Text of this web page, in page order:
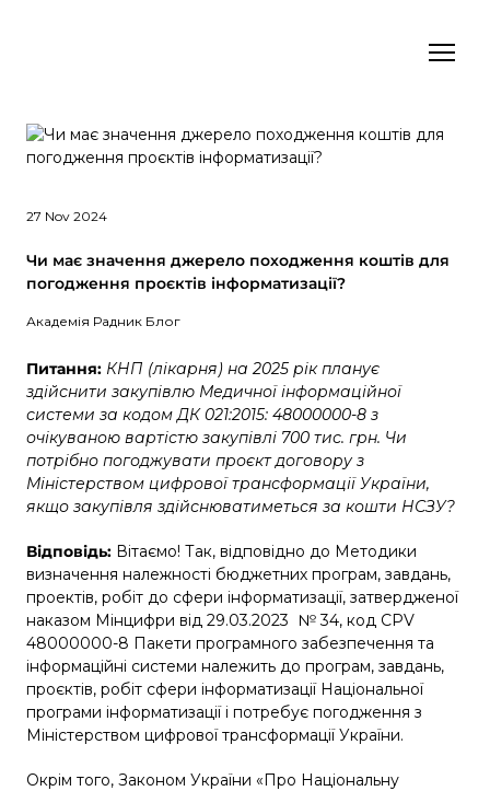
27 Nov 2024
Чи має значення джерело походження коштів для
погодження проєктів інформатизації?
Академія Радник Блог
Питання: КНП (лікарня) на 2025 рік планує
здійснити закупівлю Медичної інформаційної
системи за кодом ДК 021:2015: 48000000-8 з
очікуваною вартістю закупівлі 700 тис. грн. Чи
потрібно погоджувати проєкт договору з
Міністерством цифрової трансформації України,
якщо закупівля здійснюватиметься за кошти НСЗУ?
Відповідь: Вітаємо! Так, відповідно до Методики
визначення належності бюджетних програм, завдань,
проектів, робіт до сфери інформатизації, затвердженої
наказом Мінцифри від 29.03.2023 № 34, код CPV
48000000-8 Пакети програмного забезпечення та
інформаційні системи належить до програм, завдань,
проєктів, робіт сфери інформатизації Національної
програми інформатизації і потребує погодження з
Міністерством цифрової трансформації України.
Окрім того, Законом України «Про Національну